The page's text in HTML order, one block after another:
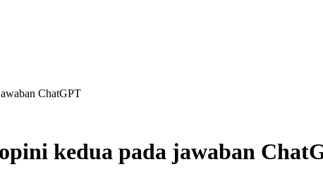
ChatGPT
kedua pada jawaban